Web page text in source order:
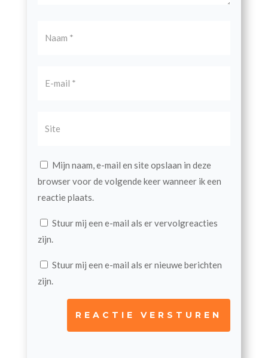
Mijn naam, e-mail en site opslaan in deze
browser voor de volgende keer wanneer ik een
reactie plaats.
Stuur mij een e-mail als er vervolgreacties
zijn.
Stuur mij een e-mail als er nieuwe berichten
zijn.
REACTIE VERSTUREN